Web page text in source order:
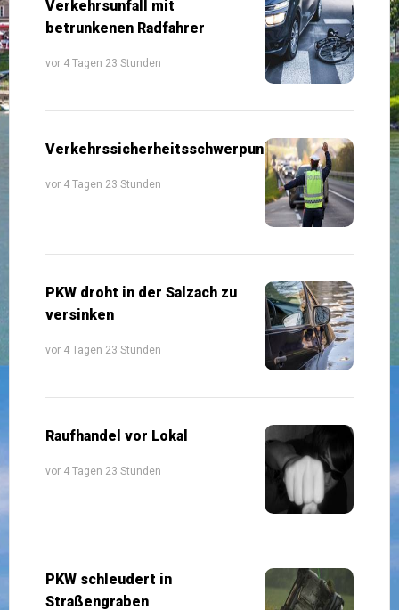
Verkehrsunfall mit
betrunkenen Radfahrer
vor 4 Tagen 23 Stunden
Verkehrssicherheitsschwerpunkte
vor 4 Tagen 23 Stunden
PKW droht in der Salzach zu
versinken
vor 4 Tagen 23 Stunden
Raufhandel vor Lokal
vor 4 Tagen 23 Stunden
PKW schleudert in
Straßengraben